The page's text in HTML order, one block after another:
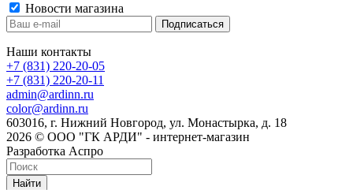
Новости магазина
Наши контакты
+7 (831) 220-20-05
+7 (831) 220-20-11
admin@ardinn.ru
color@ardinn.ru
603016, г. Нижний Новгород, ул. Монастырка, д. 18
2026 © ООО "ГК АРДИ" - интернет-магазин
Разработка Аспро
Найти